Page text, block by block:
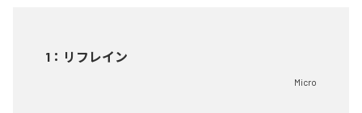
1 ： リフレイン
Micro